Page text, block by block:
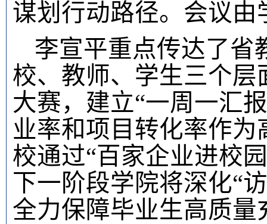
谋划行动路径。会议
李宣平重点传达了省
校、教师、学生三个
大赛，建立“一周一汇
业率和项目转化率作
校通过“百家企业进校
下一阶段学院将深化“
全力保障毕业生高质量